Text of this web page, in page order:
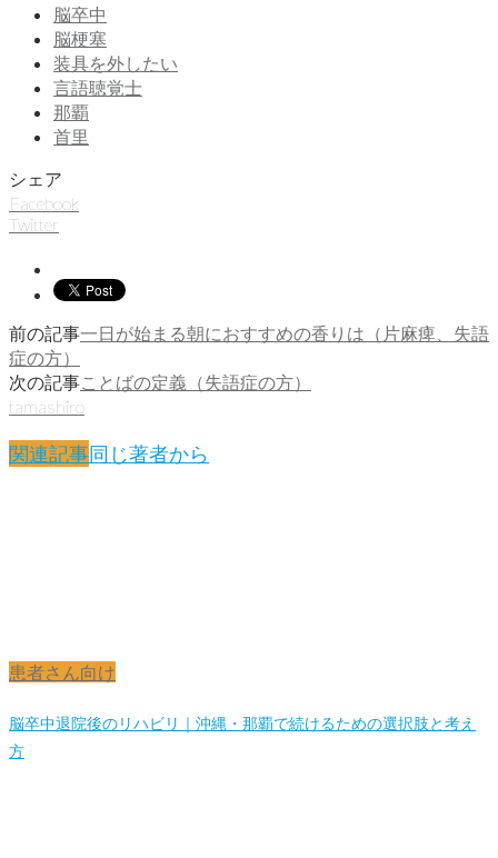
脳卒中
脳梗塞
装具を外したい
言語聴覚士
那覇
首里
シェア
Facebook
Twitter
前の記事一日が始まる朝におすすめの香りは（片麻痺、失語
症の方）
次の記事ことばの定義（失語症の方）
tamashiro
関連記事同じ著者から
患者さん向け
脳卒中退院後のリハビリ｜沖縄・那覇で続けるための選択肢と考え
方